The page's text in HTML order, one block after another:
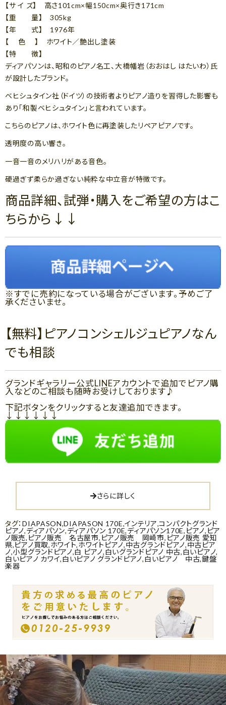
【サ イ ズ】 高さ101cm×幅150cm×奥行き171cm
【重 量】 305kg
【年 式】 1976年
【 色 】 ホワイト／艶出し塗装
【特 徴】
ディアパソンは、昭和のピアノ名工、大橋幡岩（おおはし はたいわ）氏
が設計したブランド。
ベヒシュタイン社（ドイツ）の技術者よりピアノ造りを習得した影響も
あり「和製ベヒシュタイン」と言われています。
こちらのピアノは、ホワイト色に再塗装したリペアピアノです。
透明度の高い響き。
一音一音のメリハリがある音色。
硬過ぎず柔らか過ぎない純粋な中立音が特徴です。
商品詳細、試弾・購入をご希望の方はこ
ちらから↓↓
※すでに売約になっている場合がございます。予めご了
承くださいませ。
【無料】ピアノコンシェルジュピアノなん
でも相談
グランドギャラリー公式LINEアカウントで追加でピアノ購
入などのご相談も随時お受けしております♪
下記ボタンをクリックすると友達追加できます。
↓↓↓↓↓↓
さらに詳しく
タグ：DIAPASON,DIAPASON 170E,インテリア,コンパクトグランド
ピアノ,ディアパソン,ディアパソン 170E,ディアパソン170E, ピアノ, ピア
ノ販売, ピアノ販売 名古屋市, ピアノ販売 岡崎市, ピアノ販売 愛知
県,ピアノ買取,ホワイト,ホワイトピアノ,中古グランドピアノ,中古ピア
ノ,小型グランドピアノ,白 ピアノ,白いグランドピアノ 中古,白いピアノ,
白いピアノ カワイ,白いピアノ グランドピアノ,白いピアノ 中古,鍵盤
楽器